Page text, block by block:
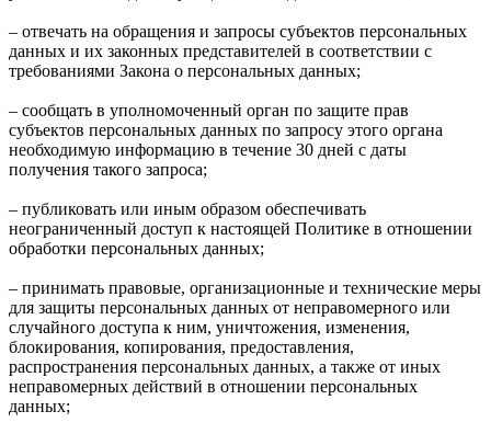
– отвечать на обращения и запросы субъектов персональных
данных и их законных представителей в соответствии с
требованиями Закона о персональных данных;
– сообщать в уполномоченный орган по защите прав
субъектов персональных данных по запросу этого органа
необходимую информацию в течение 30 дней с даты
получения такого запроса;
– публиковать или иным образом обеспечивать
неограниченный доступ к настоящей Политике в отношении
обработки персональных данных;
– принимать правовые, организационные и технические меры
для защиты персональных данных от неправомерного или
случайного доступа к ним, уничтожения, изменения,
блокирования, копирования, предоставления,
распространения персональных данных, а также от иных
неправомерных действий в отношении персональных
данных;